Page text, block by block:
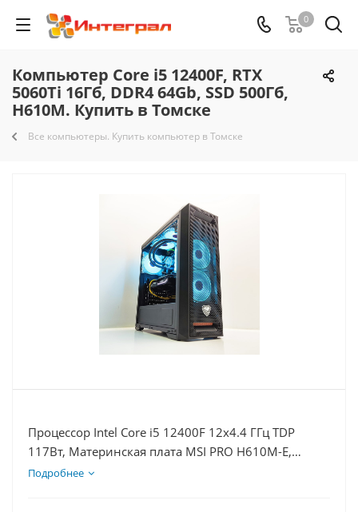
0
Компьютер Core i5 12400F, RTX
5060Ti 16Гб, DDR4 64Gb, SSD 500Гб,
H610M. Купить в Томске
Все компьютеры. Купить компьютер в Томске
Процессор Intel Core i5 12400F 12x4.4 ГГц TDP
117Вт, Материнская плата MSI PRO H610M-E,
Видеокарта RTX 5060Ti 16Гб, Память DDR4 64Gb,
Подробнее